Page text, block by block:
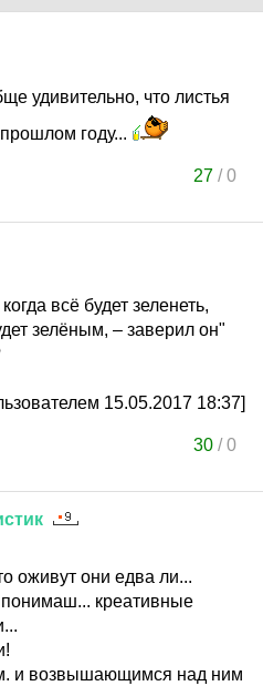
удивительно, что листья
году...
27 /0
всё будет зеленеть,
зелёным, – заверил он"
15.05.2017 18:37]
30 /0
оживут они едва ли...
креативные
и возвышающимся над ним